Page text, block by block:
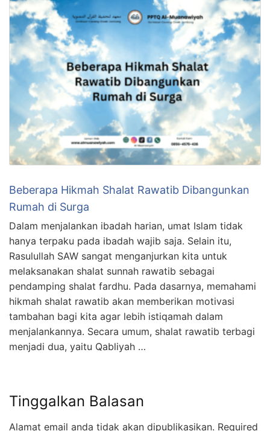
Beberapa Hikmah Shalat Rawatib Dibangunkan
Rumah di Surga
Dalam menjalankan ibadah harian, umat Islam tidak
hanya terpaku pada ibadah wajib saja. Selain itu,
Rasulullah SAW sangat menganjurkan kita untuk
melaksanakan shalat sunnah rawatib sebagai
pendamping shalat fardhu. Pada dasarnya, memahami
hikmah shalat rawatib akan memberikan motivasi
tambahan bagi kita agar lebih istiqamah dalam
menjalankannya. Secara umum, shalat rawatib terbagi
menjadi dua, yaitu Qabliyah …
Tinggalkan Balasan
Alamat email anda tidak akan dipublikasikan. Required